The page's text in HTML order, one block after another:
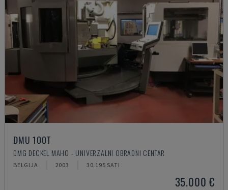
DMU 100T
DMG DECKEL MAHO - UNIVERZALNI OBRADNI CENTAR
BELGIJA 2003 30.195 SATI
35.000 €